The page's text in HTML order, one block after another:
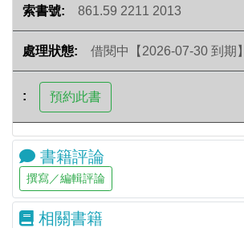
861.59 2211 2013
借閱中【2026-07-30 到期】
書籍評論
相關書籍